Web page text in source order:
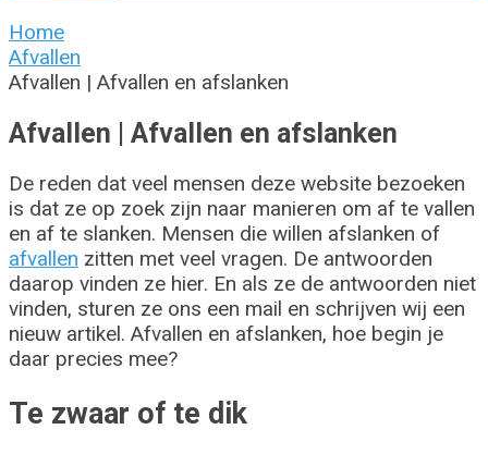
Home
Afvallen
Afvallen | Afvallen en afslanken
Afvallen | Afvallen en afslanken
De reden dat veel mensen deze website bezoeken
is dat ze op zoek zijn naar manieren om af te vallen
en af te slanken. Mensen die willen afslanken of
afvallen zitten met veel vragen. De antwoorden
daarop vinden ze hier. En als ze de antwoorden niet
vinden, sturen ze ons een mail en schrijven wij een
nieuw artikel. Afvallen en afslanken, hoe begin je
daar precies mee?
Te zwaar of te dik